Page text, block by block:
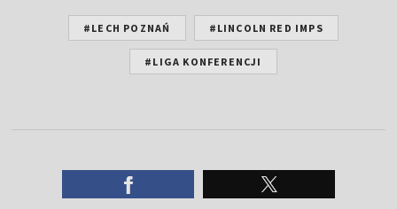
#LECH POZNAŃ #LINCOLN RED IMPS
#LIGA KONFERENCJI